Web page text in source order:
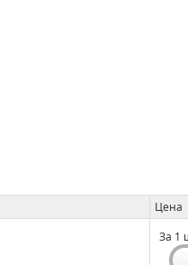
Цена
За 1